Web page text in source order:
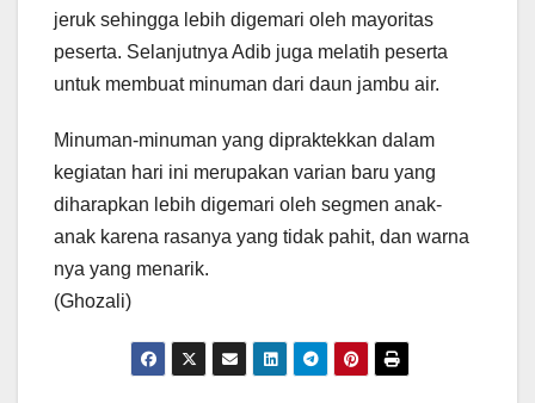
jeruk sehingga lebih digemari oleh mayoritas
peserta. Selanjutnya Adib juga melatih peserta
untuk membuat minuman dari daun jambu air.
Minuman-minuman yang dipraktekkan dalam
kegiatan hari ini merupakan varian baru yang
diharapkan lebih digemari oleh segmen anak-
anak karena rasanya yang tidak pahit, dan warna
nya yang menarik.
(Ghozali)